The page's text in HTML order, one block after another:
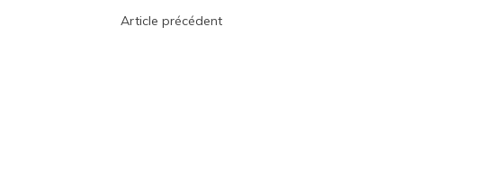
Navigation
Article précédent